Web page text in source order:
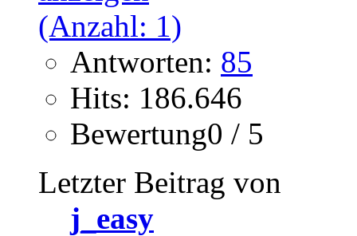
Antworten: 85
Hits: 186.646
Bewertung0 / 5
Letzter Beitrag von
j_easy